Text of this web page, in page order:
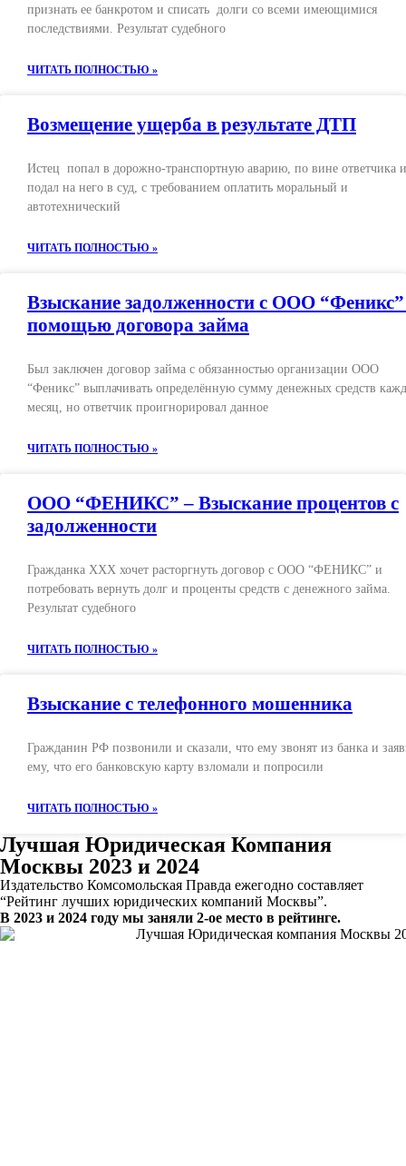
признать ее банкротом и списать долги со всеми имеющимися
последствиями. Результат судебного
ЧИТАТЬ ПОЛНОСТЬЮ »
Возмещение ущерба в результате ДТП
Истец попал в дорожно-транспортную аварию, по вине ответчика и
подал на него в суд, с требованием оплатить моральный и
автотехнический
ЧИТАТЬ ПОЛНОСТЬЮ »
Взыскание задолженности с ООО “Феникс”
помощью договора займа
Был заключен договор займа с обязанностью организации ООО
“Феникс” выплачивать определённую сумму денежных средств
месяц, но ответчик проигнорировал данное
ЧИТАТЬ ПОЛНОСТЬЮ »
ООО “ФЕНИКС” – Взыскание процентов с
задолженности
Гражданка ХХХ хочет расторгнуть договор с ООО “ФЕНИКС” и
потребовать вернуть долг и проценты средств с денежного займа.
Результат судебного
ЧИТАТЬ ПОЛНОСТЬЮ »
Взыскание с телефонного мошенника
Гражданин РФ позвонили и сказали, что ему звонят из банка и
ему, что его банковскую карту взломали и попросили
ЧИТАТЬ ПОЛНОСТЬЮ »
Лучшая Юридическая Компания
Москвы 2023 и 2024
Издательство Комсомольская Правда ежегодно составляет
“Рейтинг лучших юридических компаний Москвы”.
В 2023 и 2024 году мы заняли 2-ое место в рейтинге.